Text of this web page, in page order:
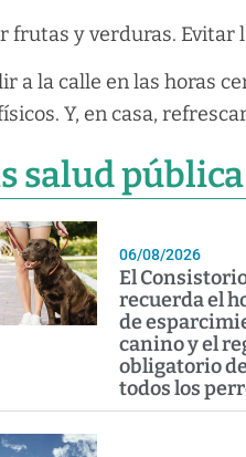
frutas y verduras. Evitar
a la calle en las horas
Y, en casa,
salud pública
06/08/2026
El
recuerda el
de
canino y el
obligatorio
todos los